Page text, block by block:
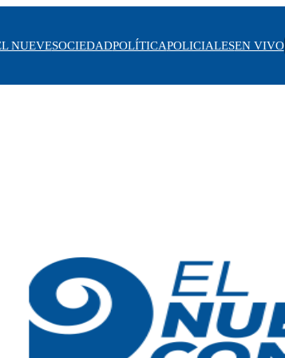
NUEVESOCIEDADPOLÍTICAPOLICIALESEN VIVO